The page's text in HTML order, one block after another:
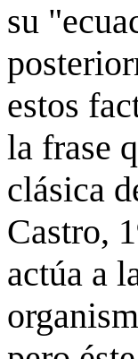
su
estos
la frase
clásica
Castro,
actúa a